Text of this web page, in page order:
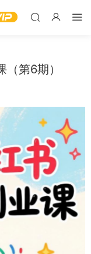
第6期）